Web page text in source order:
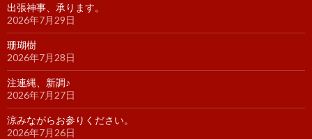
出張神事、承ります。
2026年7月29日
珊瑚樹
2026年7月28日
注連縄、新調♪
2026年7月27日
涼みながらお参りください。
2026年7月26日